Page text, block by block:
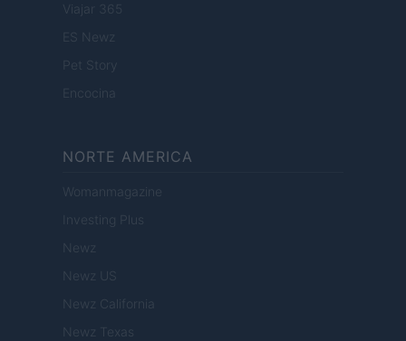
Viajar 365
ES Newz
Pet Story
Encocina
NORTE AMERICA
Womanmagazine
Investing Plus
Newz
Newz US
Newz California
Newz Texas